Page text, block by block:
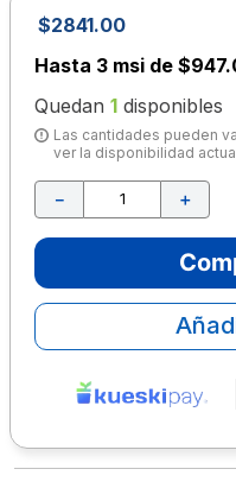
$2841.00
Hasta 3 msi de
Quedan 1 disponibles
Las cantidades pueden
ver la disponibilidad
＋
－
8.
sacapuntas
9.
lapiz
10. escolar